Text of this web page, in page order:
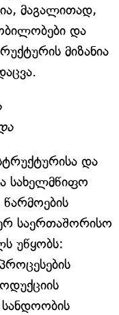
მაგალითად,
და
მიზანია
და
სახელმწიფო
საერთაშორისო
უწყობს:
სანდოობის